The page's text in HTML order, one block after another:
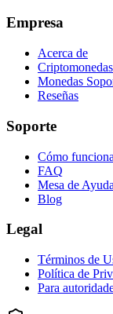
Empresa
Acerca de
Monedas
Reseñas
Soporte
Cómo funciona
FAQ
Mesa de Ayuda
Blog
Legal
Términos de
Política de
Para